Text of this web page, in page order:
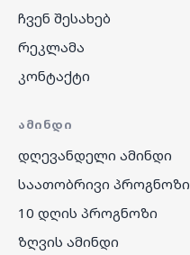
ჩვენ შესახებ
რეკლამა
კონტაქტი
ᲐᲛᲘᲜᲓᲘ
დღევანდელი ამინდი
საათობრივი პროგნოზი
10 დღის პროგნოზი
ზღვის ამინდი